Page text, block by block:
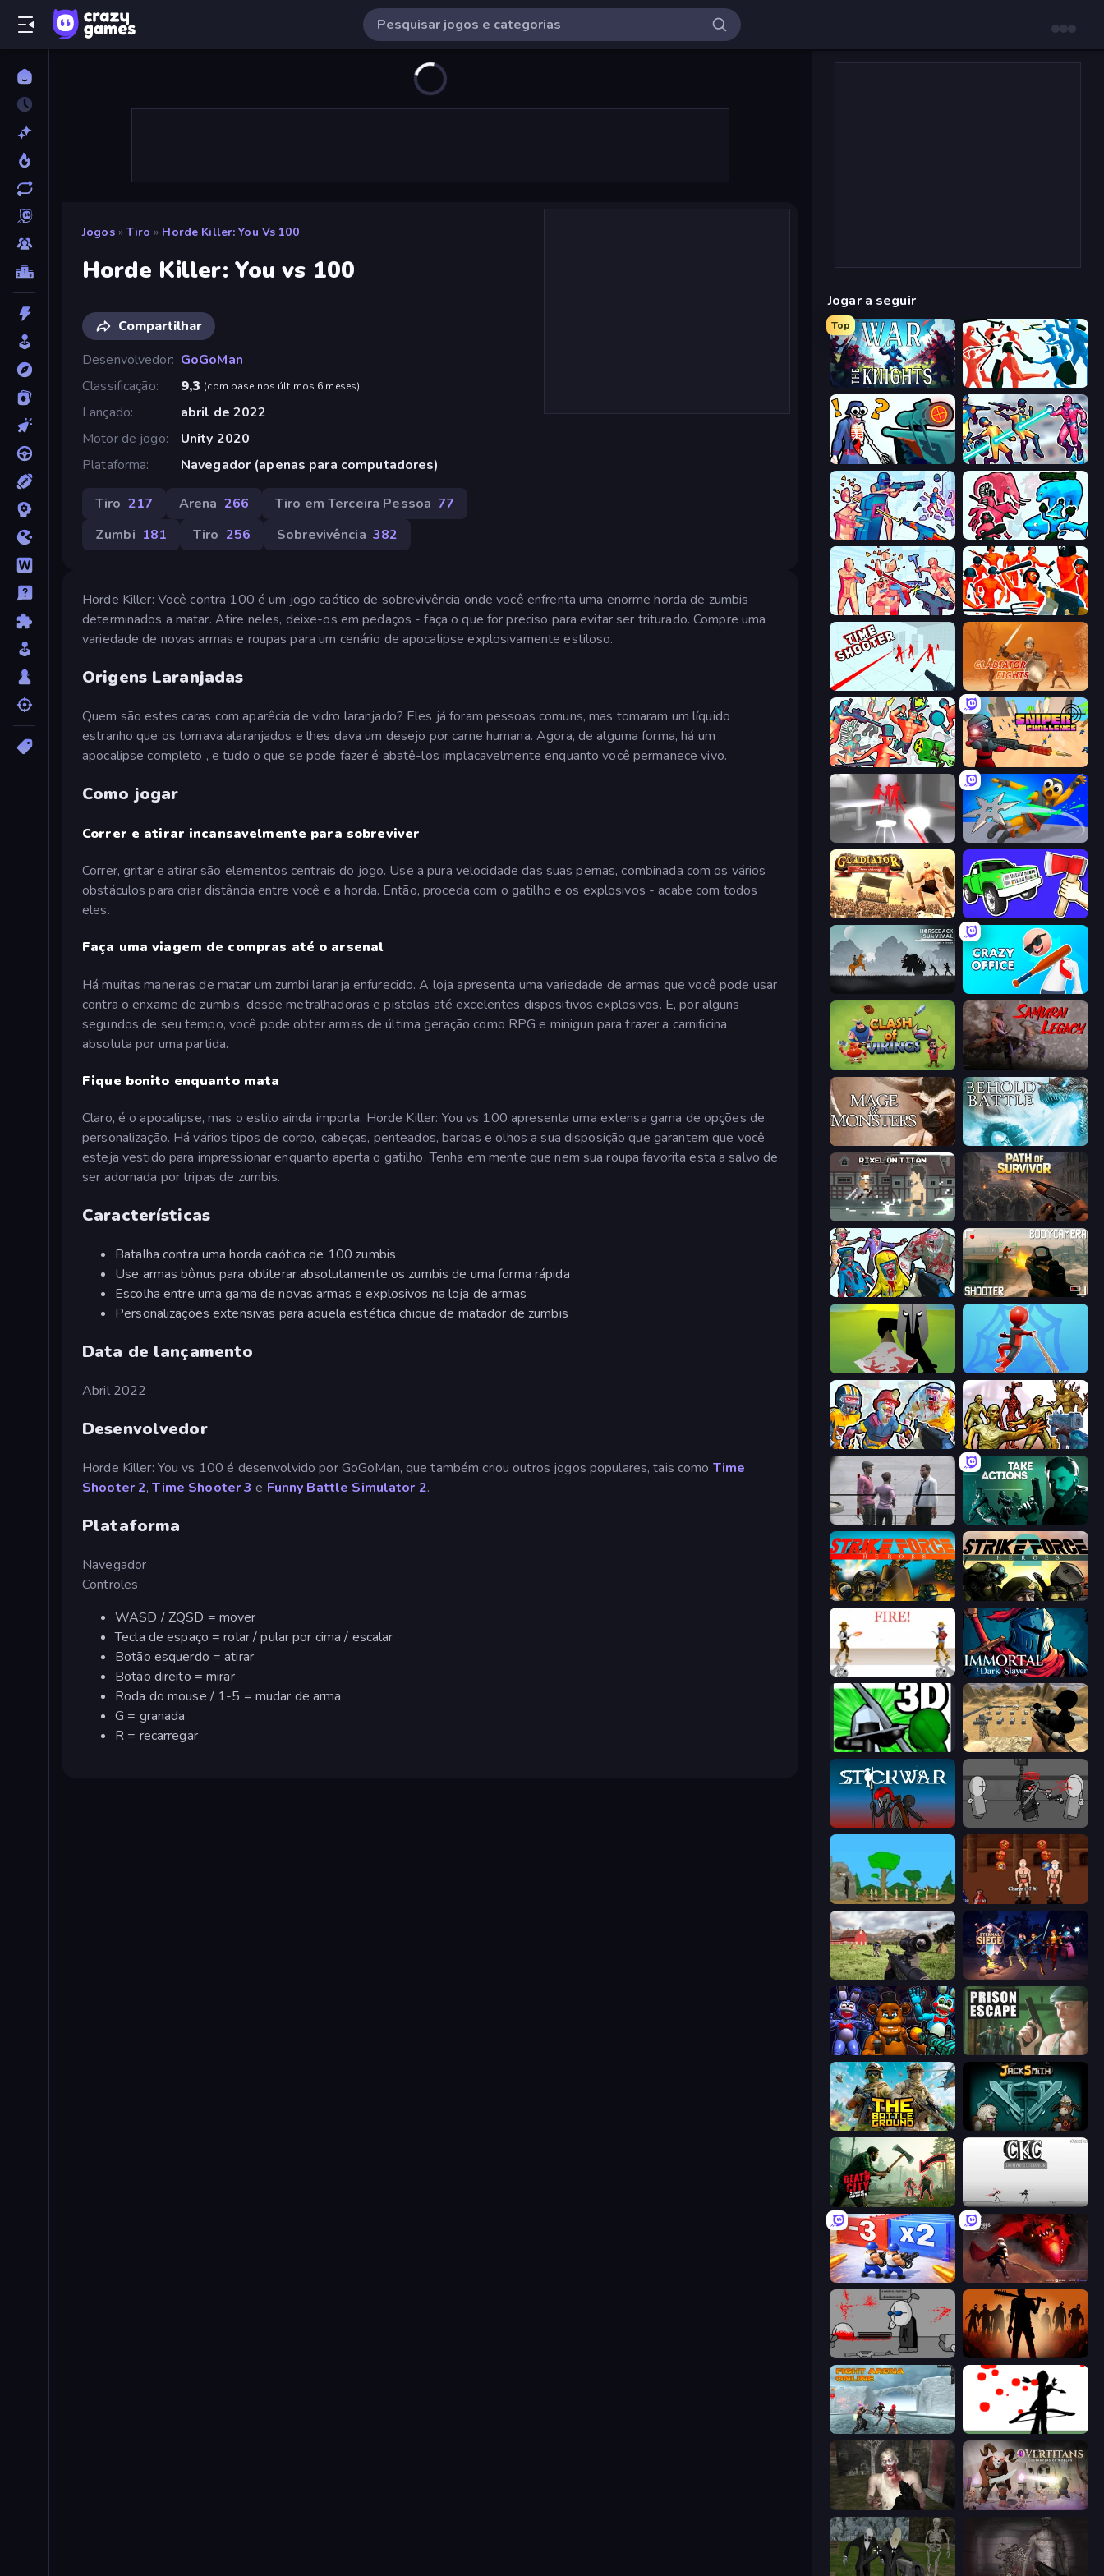
Jogos » Tiro » Horde Killer: You Vs 100
Horde Killer: You vs 100
Compartilhar
Desenvolvedor GoGoMan
Classificação
9,3 (com base nos últimos 6 meses)
Lançado
abril de 2022
Motor de jogo
Unity 2020
Plataforma
Navegador (apenas para computadores)
Tiro 217 Arena 266 Tiro em Terceira Pessoa 77
Zumbi 181 Tiro 256 Sobrevivência 382
Horde Killer: Você contra 100 é um jogo caótico de sobrevivência onde você enfrenta uma enorme horda de zumbis
determinados a matar. Atire neles, deixe-os em pedaços - faça o que for preciso para evitar ser triturado. Compre uma
variedade de novas armas e roupas para um cenário de apocalipse explosivamente estiloso.
Origens Laranjadas
Quem são estes caras com aparêcia de vidro laranjado? Eles já foram pessoas comuns, mas tomaram um líquido
estranho que os tornava alaranjados e lhes dava um desejo por carne humana. Agora, de alguma forma, há um
apocalipse completo , e tudo o que se pode fazer é abatê-los implacavelmente enquanto você permanece vivo.
Como jogar
Correr e atirar incansavelmente para sobreviver
Correr, gritar e atirar são elementos centrais do jogo. Use a pura velocidade das suas pernas, combinada com os vários
obstáculos para criar distância entre você e a horda. Então, proceda com o gatilho e os explosivos - acabe com todos
eles.
Faça uma viagem de compras até o arsenal
Há muitas maneiras de matar um zumbi laranja enfurecido. A loja apresenta uma variedade de armas que você pode usar
contra o enxame de zumbis, desde metralhadoras e pistolas até excelentes dispositivos explosivos. E, por alguns
segundos de seu tempo, você pode obter armas de última geração como RPG e minigun para trazer a carnificina
absoluta por uma partida.
Fique bonito enquanto mata
Claro, é o apocalipse, mas o estilo ainda importa. Horde Killer: You vs 100 apresenta uma extensa gama de opções de
personalização. Há vários tipos de corpo, cabeças, penteados, barbas e olhos a sua disposição que garantem que você
esteja vestido para impressionar enquanto aperta o gatilho. Tenha em mente que nem sua roupa favorita esta a salvo de
ser adornada por tripas de zumbis.
Características
Batalha contra uma horda caótica de 100 zumbis
Use armas bônus para obliterar absolutamente os zumbis de uma forma rápida
Escolha entre uma gama de novas armas e explosivos na loja de armas
Personalizações extensivas para aquela estética chique de matador de zumbis
Data de lançamento
Abril 2022
Desenvolvedor
Horde Killer: You vs 100 é desenvolvido por GoGoMan, que também criou outros jogos populares, tais como Time
Shooter 2,Time Shooter 3e Funny Battle Simulator 2.
Plataforma
Navegador
Controles
WASD / ZQSD = mover
Tecla de espaço = rolar / pular por cima / escalar
Botão esquerdo = atirar
Botão direito = mirar
Roda do mouse / 1-5 = mudar de arma
G = granada
R = recarregar
Jogar a seguir
Top
War the Knights Funny Battle Simulator
Sniper Shot: Bullet Time Hero 3: Flying Robot
Time Shooter 3: SWAT Funny Battle Simulator 2
Time Shooter 2 Funny Shooter - Destroy All
Time Shooter Gladiator Fights
Funny Shooter 2 Sniper Challenge
SuperHot Ninja Swipe Strike
Gladiator: True Story
Horseback Survival Crazy Office: Slap and Smash!
Clash of Vikings Samurai Legacy
Mage and Monsters Behold Battle
Pixel on Titan: AoT Path of Survivor
Zombies Shooter BodyCamera Shooter
Kill The Spartan Web Master
Zombies Shooter: Part 2 Monster Shooter Apocalypse
Take Actions
Strike Force Heroes Strike Force Heroes 2
Gunblood Immortal: Dark Slayer
Stickman: Legacy of Zombie War Ghost Sniper
Stick War Madness Project Nexus
Age Of War Swords and Sandals 2
Dead Zed Eternal Siege
FNaF Shooter Prison Escape
The Battleground Jacksmith
Death City Zombie Invasion Creative Kill Chamber
Battle Brigade Champions of The Void: Paladin
Madness Deathwish Deads on the Road
Fight Arena Online Bowman
Zombie Mayhem Online Overtitans: Destroyers of Worlds